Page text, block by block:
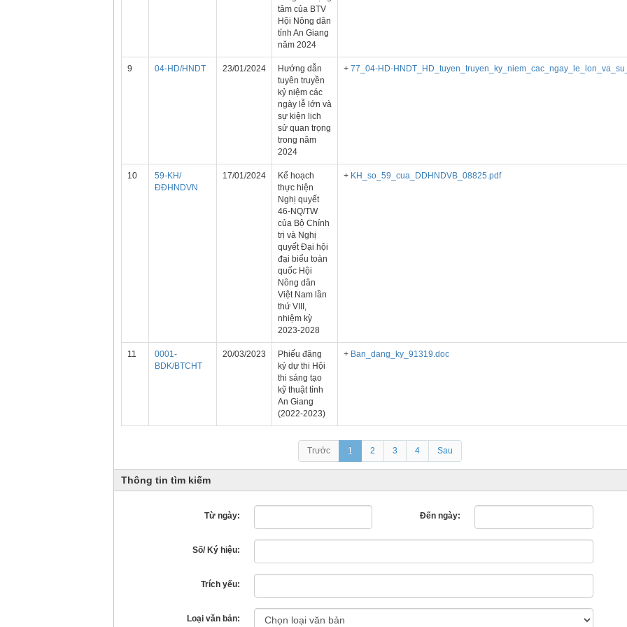
tâm của BTV
Hội Nông dân
tỉnh An Giang
năm 2024
9 04-HD/HNDT 23/01/2024
Hướng dẫn
tuyên truyền
kỷ niệm các
ngày lễ lớn và
sự kiện lịch
sử quan trọng
trong năm
2024
+ 77_04-HD-
10
59-KH/
ĐĐHNDVN
17/01/2024
Kế hoạch
thực hiện
Nghị quyết
46-NQ/TW
của Bộ Chính
trị và Nghị
quyết Đại hội
đại biểu toàn
quốc Hội
Nông dân
Việt Nam lần
thứ VIII,
nhiệm kỳ
2023-2028
+ KH_so_59_cua_DDHNDVB_08825.pdf
11
0001-
BDK/BTCHT
20/03/2023
Phiếu đăng
ký dự thi Hội
thi sáng tạo
kỹ thuật tỉnh
An Giang
(2022-2023)
+ Ban_dang_ky_91319.doc
Trước 1 2 3 4 Sau
Thông tin tìm kiếm
Từ ngày: Đến ngày:
Số/ Ký hiệu:
Trích yếu:
Loại văn bản: